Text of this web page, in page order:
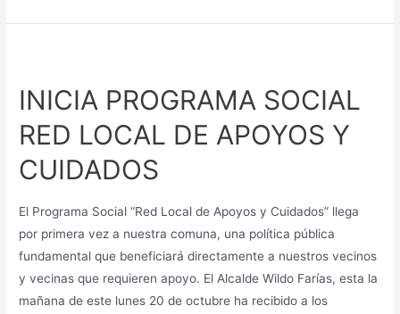
INICIA PROGRAMA SOCIAL
RED LOCAL DE APOYOS Y
CUIDADOS
El Programa Social “Red Local de Apoyos y Cuidados” llega
por primera vez a nuestra comuna, una política pública
fundamental que beneficiará directamente a nuestros vecinos
y vecinas que requieren apoyo. El Alcalde Wildo Farías, esta la
mañana de este lunes 20 de octubre ha recibido a los